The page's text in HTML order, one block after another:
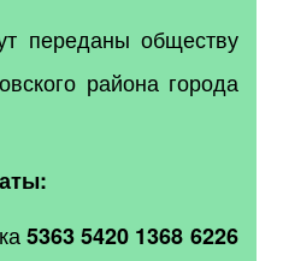
переданы обществу
района города
5363 5420 1368 6226